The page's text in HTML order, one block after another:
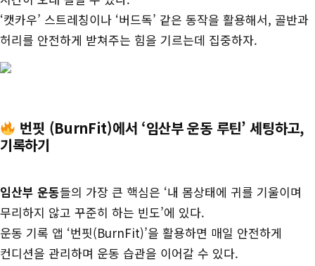
‘캣카우’ 스트레칭이나 ‘버드독’ 같은 동작을 활용해서, 골반과
허리를 안전하게 받쳐주는 힘을 기르는데 집중하자.
번핏 (BurnFit)에서 ‘임산부 운동 루틴’ 세팅하고,
기록하기
임산부 운동들의 가장 큰 핵심은 ‘내 몸상태에 귀를 기울이며
무리하지 않고 꾸준히 하는 빈도’에 있다.
운동 기록 앱 ‘번핏(BurnFit)’을 활용하면 매일 안전하게
컨디션을 관리하며 운동 습관을 이어갈 수 있다.